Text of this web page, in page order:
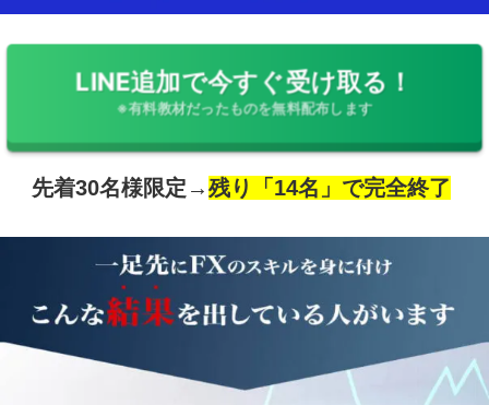
LINE追加で今すぐ受け取る！
※有料教材だったものを無料配布します
先着30名様限定→残り「14名」で完全終了